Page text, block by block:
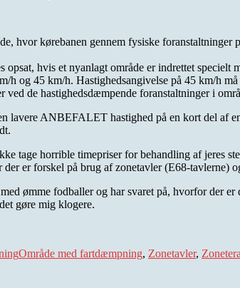
hvor kørebanen gennem fysiske foranstaltninger
hvis et nyanlagt område er indrettet specielt
h og 45 km/h. Hastighedsangivelse på 45 km/h
de hastighedsdæmpende foranstaltninger i
lavere ANBEFALET hastighed på en kort del
tage horrible timepriser for behandling af jeres
er forskel på brug af zonetavler (E68-tavlerne)
ømme fodballer og har svaret på, hvorfor der
gøre mig klogere.
Område med fartdæmpning, Zonetavler,